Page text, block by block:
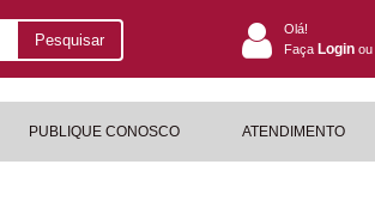
Pesquisar
Olá!
Faça Login ou
PUBLIQUE CONOSCO ATENDIMENTO